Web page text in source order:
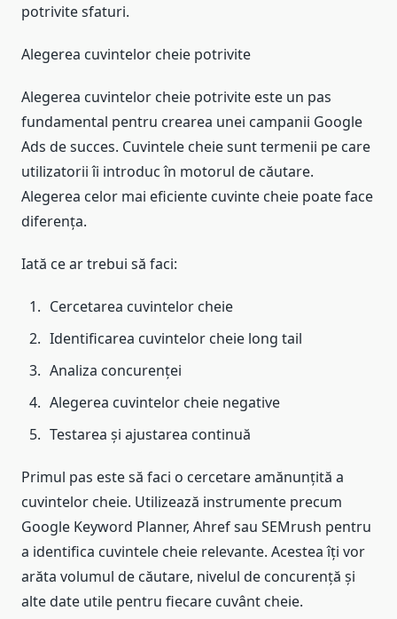
potrivite sfaturi.
Alegerea cuvintelor cheie potrivite
Alegerea cuvintelor cheie potrivite este un pas
fundamental pentru crearea unei campanii Google
Ads de succes. Cuvintele cheie sunt termenii pe care
utilizatorii îi introduc în motorul de căutare.
Alegerea celor mai eficiente cuvinte cheie poate face
diferența.
Iată ce ar trebui să faci:
Cercetarea cuvintelor cheie
Identificarea cuvintelor cheie long tail
Analiza concurenței
Alegerea cuvintelor cheie negative
Testarea și ajustarea continuă
Primul pas este să faci o cercetare amănunțită a
cuvintelor cheie. Utilizează instrumente precum
Google Keyword Planner, Ahref sau SEMrush pentru
a identifica cuvintele cheie relevante. Acestea îți vor
arăta volumul de căutare, nivelul de concurență și
alte date utile pentru fiecare cuvânt cheie.